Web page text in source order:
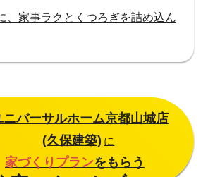
、家事ラクとくつろぎを詰め込ん
ニバーサルホーム京都山城店
(久保建築) に
家づくりプランをもらう